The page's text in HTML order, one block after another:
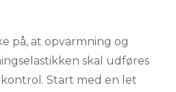
på, at opvarmning og
skal udføres
Start med en let